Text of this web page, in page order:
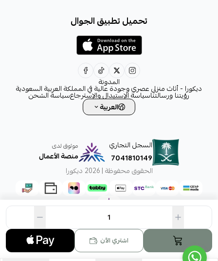
اشتري الآن
decora6586@gmail.com
تحميل تطبيق الجوال
المدونة
ديكورا - أثاث منزلي عصري وجودة عالية في المملكة العربية السعودية
رؤيتنا ورسالتناسياسة الإستبدال والإسترجاعسياسة الشحن
العربية
السجل التجاري
7041810149
موثوق لدى
منصة الأعمال
الحقوق محفوظة | 2026
ديكورا